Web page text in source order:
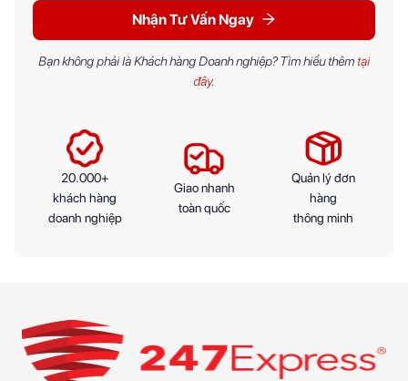
Nhận Tư Vấn Ngay
Bạn không phải là Khách hàng Doanh nghiệp? Tìm hiểu thêm tại
đây.
20.000+
khách hàng
doanh nghiệp
Giao nhanh
toàn quốc
Quản lý đơn
hàng
thông minh